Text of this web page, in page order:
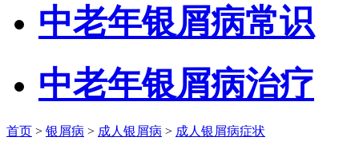
中老年银屑病常识
中老年银屑病治疗
首页 > 银屑病 > 成人银屑病 > 成人银屑病症状